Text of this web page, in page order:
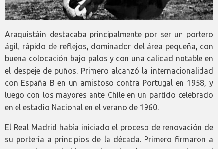
Araquistáin destacaba principalmente por ser un portero
ágil, rápido de reflejos, dominador del área pequeña, con
buena colocación bajo palos y con una calidad notable en
el despeje de puños. Primero alcanzó la internacionalidad
con España B en un amistoso contra Portugal en 1958, y
luego con los mayores ante Chile en un partido celebrado
en el estadio Nacional en el verano de 1960.
El Real Madrid había iniciado el proceso de renovación de
su portería a principios de la década. Primero firmaron a